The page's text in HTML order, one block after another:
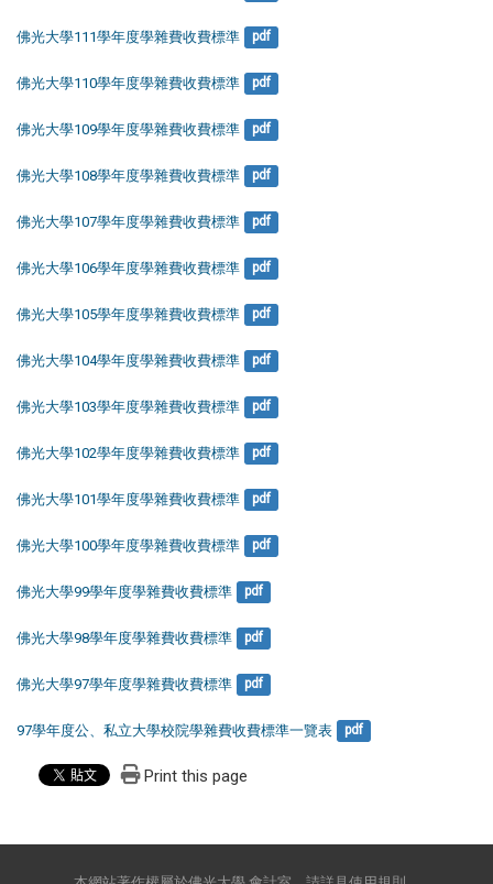
佛光大學111學年度學雜費收費標準 pdf
佛光大學110學年度學雜費收費標準 pdf
佛光大學109學年度學雜費收費標準 pdf
佛光大學108學年度學雜費收費標準 pdf
佛光大學107學年度學雜費收費標準 pdf
佛光大學106學年度學雜費收費標準 pdf
佛光大學105學年度學雜費收費標準 pdf
佛光大學104學年度學雜費收費標準 pdf
佛光大學103學年度學雜費收費標準 pdf
佛光大學102學年度學雜費收費標準 pdf
佛光大學101學年度學雜費收費標準 pdf
佛光大學100學年度學雜費收費標準 pdf
佛光大學99學年度學雜費收費標準 pdf
佛光大學98學年度學雜費收費標準 pdf
佛光大學97學年度學雜費收費標準 pdf
97學年度公、私立大學校院學雜費收費標準一覽表 pdf
Print this page